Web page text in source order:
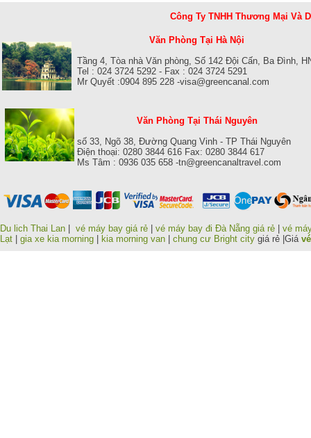
Công Ty TNHH Thương Mại Và
Văn Phòng Tại Hà Nội
Tầng 4, Tòa nhà Văn phòng, Số 142 Đội Cấn, Ba Đình,
Tel : 024 3724 5292 - Fax : 024 3724 5291
Mr Quyết :0904 895 228 -visa@greencanal.com
Văn Phòng Tại Thái Nguyên
số 33, Ngõ 38, Đường Quang Vinh - TP Thái Nguyên
Điện thoại: 0280 3844 616 Fax: 0280 3844 617
Ms Tâm : 0936 035 658 -tn@greencanaltravel.com
Du lich Thai Lan vé máy bay giá rẻ vé máy bay đi Đà Nẵng giá rẻ
vé
Lạt
gia xe kia morning kia morning van chung cư Bright city giá rẻ |Giá